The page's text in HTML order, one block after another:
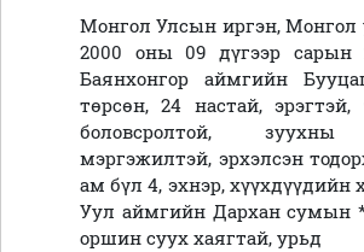
Монгол Улсын иргэн, Монгол
2000 оны 09 дүгээр сарын
Баянхонгор аймгийн
төрсөн, 24 настай,
боловсролтой,
мэргэжилтэй, эрхэлсэн
ам бүл 4, эхнэр, хүүхдүүдийн
Уул аймгийн Дархан сумын
оршин суух хаягтай, урьд